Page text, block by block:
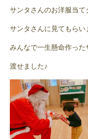
サンタさんのお洋服当
サンタさんに見てもら
みんなで一生懸命作っ
渡せました♪